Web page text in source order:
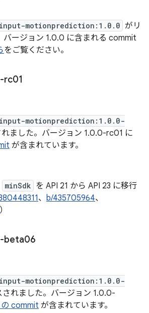
motionprediction:1.0.0 がリ
バージョン 1.0.0 に含まれる commit
をご覧ください。
rc01
motionprediction:1.0.0-
ました。バージョン 1.0.0-rc01 に
が含まれています。
minSdk を API 21 から API 23 に移行
、 b/435705964、
）
beta06
motionprediction:1.0.0-
されました。バージョン 1.0.0-
commit が含まれています。